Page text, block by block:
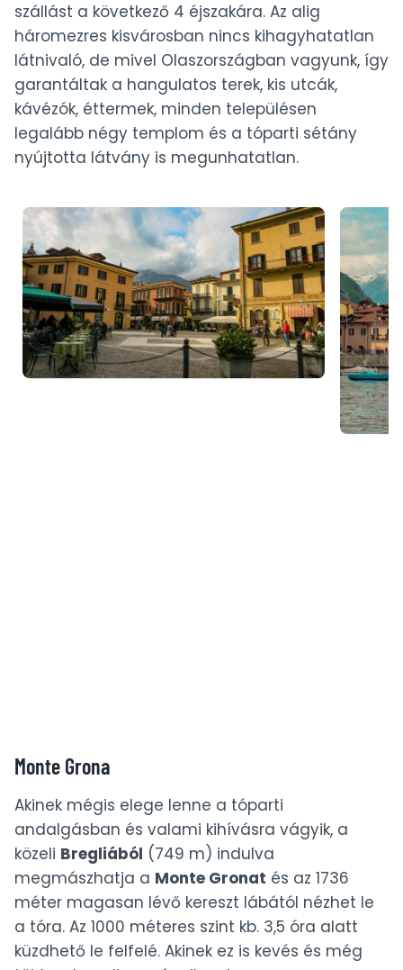
szállást a következő 4 éjszakára. Az alig
háromezres kisvárosban nincs kihagyhatatlan
látnivaló, de mivel Olaszországban vagyunk, így
garantáltak a hangulatos terek, kis utcák,
kávézók, éttermek, minden településen
legalább négy templom és a tóparti sétány
nyújtotta látvány is megunhatatlan.
Monte Grona
Akinek mégis elege lenne a tóparti
andalgásban és valami kihívásra vágyik, a
közeli Bregliából (749 m) indulva
megmászhatja a Monte Gronat és az 1736
méter magasan lévő kereszt lábától nézhet le
a tóra. Az 1000 méteres szint kb. 3,5 óra alatt
küzdhető le felfelé. Akinek ez is kevés és még